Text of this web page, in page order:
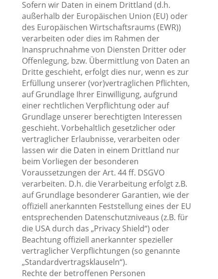
Sofern wir Daten in einem Drittland (d.h.
außerhalb der Europäischen Union (EU) oder
des Europäischen Wirtschaftsraums (EWR))
verarbeiten oder dies im Rahmen der
Inanspruchnahme von Diensten Dritter oder
Offenlegung, bzw. Übermittlung von Daten an
Dritte geschieht, erfolgt dies nur, wenn es zur
Erfüllung unserer (vor)vertraglichen Pflichten,
auf Grundlage Ihrer Einwilligung, aufgrund
einer rechtlichen Verpflichtung oder auf
Grundlage unserer berechtigten Interessen
geschieht. Vorbehaltlich gesetzlicher oder
vertraglicher Erlaubnisse, verarbeiten oder
lassen wir die Daten in einem Drittland nur
beim Vorliegen der besonderen
Voraussetzungen der Art. 44 ff. DSGVO
verarbeiten. D.h. die Verarbeitung erfolgt z.B.
auf Grundlage besonderer Garantien, wie der
offiziell anerkannten Feststellung eines der EU
entsprechenden Datenschutzniveaus (z.B. für
die USA durch das „Privacy Shield“) oder
Beachtung offiziell anerkannter spezieller
vertraglicher Verpflichtungen (so genannte
„Standardvertragsklauseln“).
Rechte der betroffenen Personen